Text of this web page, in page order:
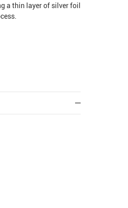
a thin layer of silver foil